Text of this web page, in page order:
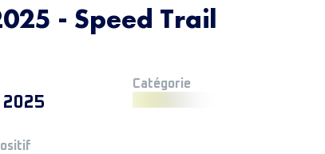
- Speed Trail
2025
Catégorie